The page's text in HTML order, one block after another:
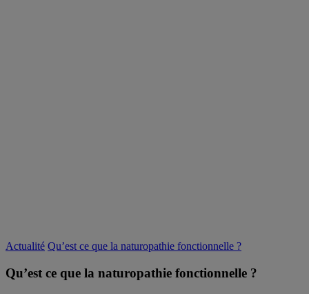
Actualité Qu’est ce que la naturopathie fonctionnelle ?
Qu’est ce que la naturopathie fonctionnelle ?